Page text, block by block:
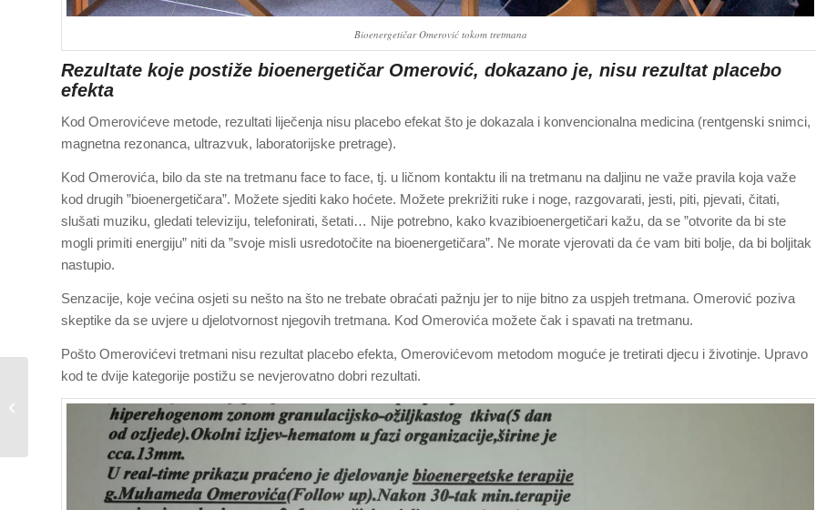
Bioenergetičar Omerović tokom tretmana
Rezultate koje postiže bioenergetičar Omerović, dokazano je, nisu rezultat placebo
efekta
Kod Omerovićeve metode, rezultati liječenja nisu placebo efekat što je dokazala i konvencionalna medicina (rentgenski snimci,
magnetna rezonanca, ultrazvuk, laboratorijske pretrage).
Kod Omerovića, bilo da ste na tretmanu face to face, tj. u ličnom kontaktu ili na tretmanu na daljinu ne važe pravila koja važe
kod drugih ”bioenergetičara”. Možete sjediti kako hoćete. Možete prekrižiti ruke i noge, razgovarati, jesti, piti, pjevati, čitati,
slušati muziku, gledati televiziju, telefonirati, šetati… Nije potrebno, kako kvazibioenergetičari kažu, da se ”otvorite da bi ste
mogli primiti energiju” niti da ”svoje misli usredotočite na bioenergetičara”. Ne morate vjerovati da će vam biti bolje, da bi boljitak
nastupio.
Senzacije, koje većina osjeti su nešto na što ne trebate obraćati pažnju jer to nije bitno za uspjeh tretmana. Omerović poziva
skeptike da se uvjere u djelotvornost njegovih tretmana. Kod Omerovića možete čak i spavati na tretmanu.
Pošto Omerovićevi tretmani nisu rezultat placebo efekta, Omerovićevom metodom moguće je tretirati djecu i životinje. Upravo
kod te dvije kategorije postižu se nevjerovatno dobri rezultati.
Omerović u Beču 19.